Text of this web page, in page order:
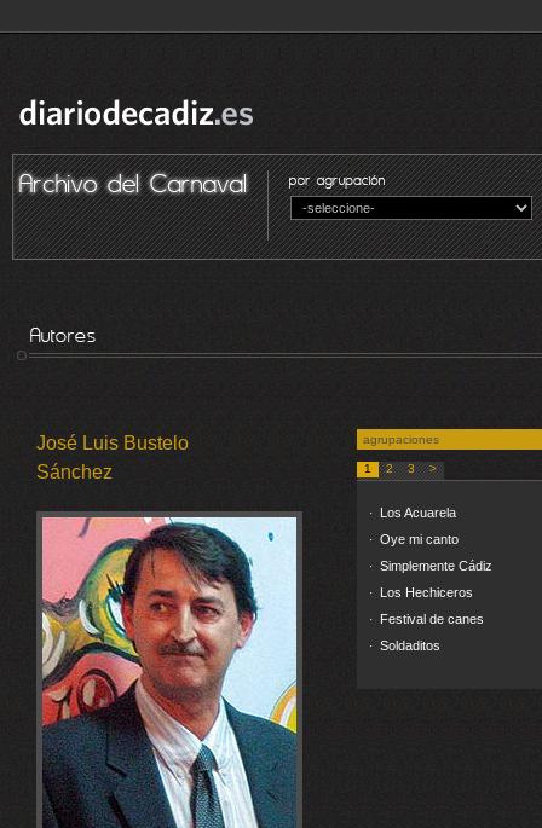
José Luis Bustelo
Sánchez
agrupaciones
1 2 3 >
· Los Acuarela
· Oye mi canto
· Simplemente Cádiz
· Los Hechiceros
· Festival de canes
· Soldaditos